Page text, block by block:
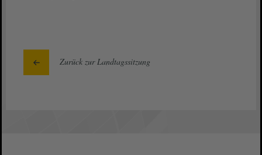
Zurück zur Landtagssitzung